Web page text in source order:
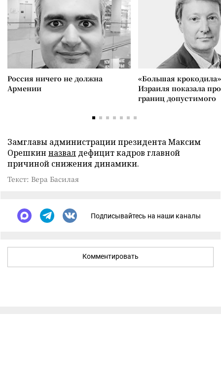
Россия ничего не должна
Армении
«Большая
Израиля показала
границ допустимого
Замглавы администрации президента Максим
Орешкин назвал дефицит кадров главной
причиной снижения динамики.
Текст: Вера Басилая
Подписывайтесь на наши каналы
Комментировать